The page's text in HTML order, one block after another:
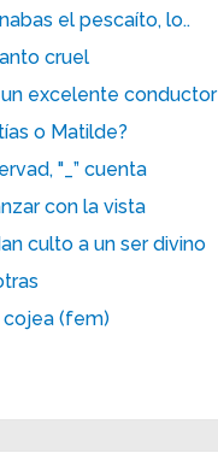
el pescaíto, lo..
cruel
excelente conductor
o Matilde?
"_” cuenta
con la vista
culto a un ser divino
cojea (fem)